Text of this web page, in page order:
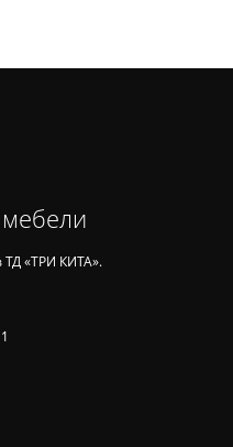
ТД «ТРИ КИТА».